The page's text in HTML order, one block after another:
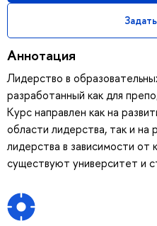
Аннотация
Лидерство в
разработанный как для
Курс направлен как на
области лидерства, так и на
лидерства в зависимости от
существуют университет и